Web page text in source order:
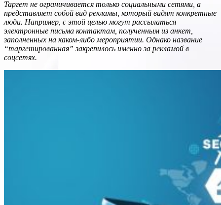
Таргет не ограничивается только социальными сетями, а
представляет собой вид рекламы, который видят конкретные
люди. Например, с этой целью могут рассылаться
электронные письма контактам, полученным из анкет,
заполненных на каком-либо мероприятии. Однако название
“таргетированная” закрепилось именно за рекламой в
соцсетях.